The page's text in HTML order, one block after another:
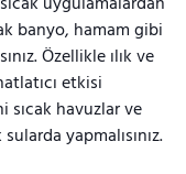
banyo, hamam gibi
Özellikle ılık ve
etkisi
sıcak havuzlar ve
yapmalısınız.